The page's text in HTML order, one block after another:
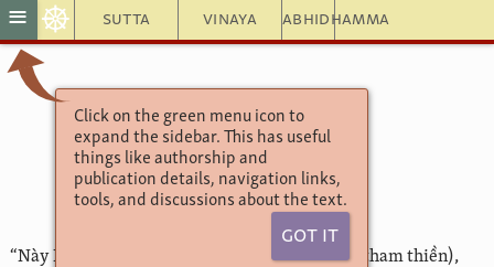
Sutta Vinaya Abhidhamma
≡ ☸
Click on the green menu icon to
expand the sidebar. This has useful
things like authorship and
publication details, navigation links,
tools, and discussions about the text.
Got It
TRƯỞNG LÃO KỆ
6 NHÓM SÁU
216. Kātiyāna
“Này Kātiyāna, hãy đứng lên, hãy ngồi xuống (tham thiền),